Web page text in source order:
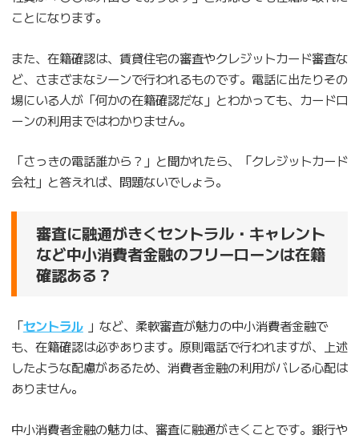
ことになります。
また、在籍確認は、賃貸住宅の審査やクレジットカード審査な
ど、さまざまなシーンで行われるものです。電話に出たりその
場にいる人が「何かの在籍確認だな」とわかっても、カードロ
ーンの利用まではわかりません。
「さっきの電話誰から？」と聞かれたら、「クレジットカード
会社」と答えれば、問題ないでしょう。
審査に融通がきくセントラル・キャレント
など中小消費者金融のフリーローンは在籍
確認ある？
「セントラル 」など、柔軟審査が魅力の中小消費者金融で
も、在籍確認は必ずあります。原則電話で行われますが、上述
したような配慮があるため、消費者金融の利用がバレる心配は
ありません。
中小消費者金融の魅力は、審査に融通がきくことです。銀行や